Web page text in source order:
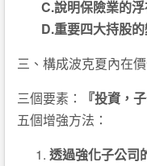
C.說明保險業的
D.重要四大持股的
三、構成波克夏內在
三個要素：
『投資，
五個增強方法：
透過強化子公司